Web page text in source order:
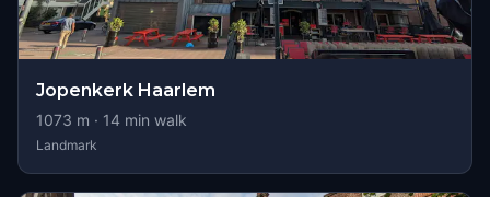
Jopenkerk Haarlem
1073 m · 14 min walk
Landmark